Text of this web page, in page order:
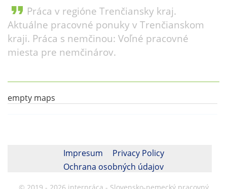
format_quote Práca v regióne Trenčiansky kraj.
Aktuálne pracovné ponuky v Trenčianskom
kraji. Práca s nemčinou: Voľné pracovné
miesta pre nemčinárov.
empty maps
Impresum
Privacy Policy
Ochrana osobných údajov